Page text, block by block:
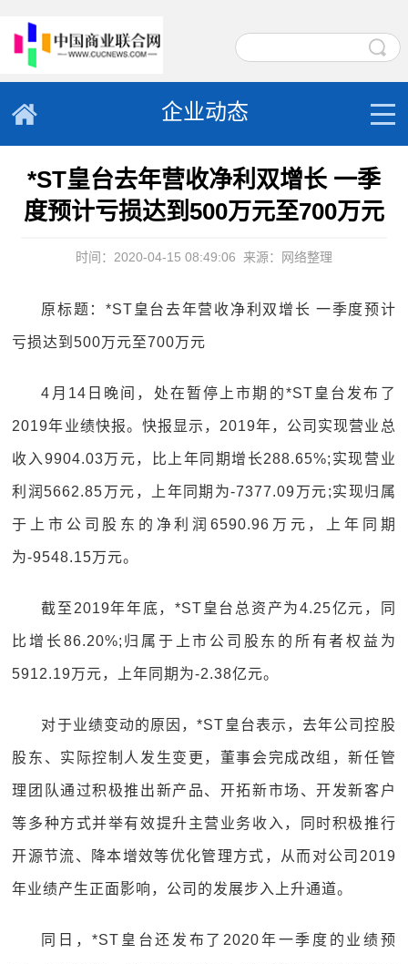
企业动态
*ST皇台去年营收净利双增长 一季
度预计亏损达到500万元至700万元
时间：2020-04-15 08:49:06 来源：网络整理
原标题：*ST皇台去年营收净利双增长 一季度预计
亏损达到500万元至700万元
4月14日晚间，处在暂停上市期的*ST皇台发布了
2019年业绩快报。快报显示，2019年，公司实现营业总
收入9904.03万元，比上年同期增长288.65%;实现营业
利润5662.85万元，上年同期为-7377.09万元;实现归属
于上市公司股东的净利润6590.96万元，上年同期
为-9548.15万元。
截至2019年年底，*ST皇台总资产为4.25亿元，同
比增长86.20%;归属于上市公司股东的所有者权益为
5912.19万元，上年同期为-2.38亿元。
对于业绩变动的原因，*ST皇台表示，去年公司控股
股东、实际控制人发生变更，董事会完成改组，新任管
理团队通过积极推出新产品、开拓新市场、开发新客户
等多种方式并举有效提升主营业务收入，同时积极推行
开源节流、降本增效等优化管理方式，从而对公司2019
年业绩产生正面影响，公司的发展步入上升通道。
同日，*ST皇台还发布了2020年一季度的业绩预